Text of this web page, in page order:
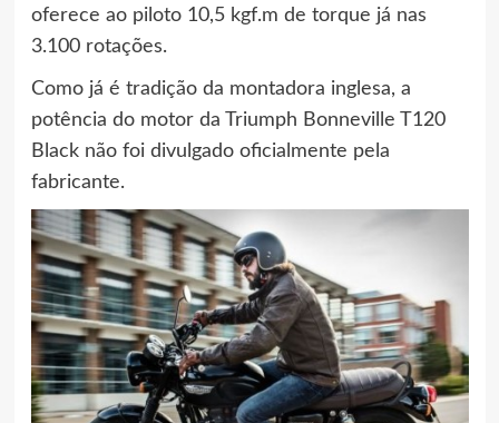
oferece ao piloto 10,5 kgf.m de torque já nas
3.100 rotações.
Como já é tradição da montadora inglesa, a
potência do motor da Triumph Bonneville T120
Black não foi divulgado oficialmente pela
fabricante.